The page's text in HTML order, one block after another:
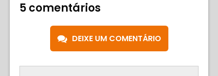
5 comentários
DEIXE UM COMENTÁRIO